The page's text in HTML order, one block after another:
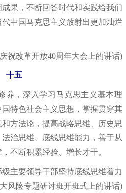
果，不断回答时代和实践给我们
中国马克思主义放射出更加灿烂
改革开放40周年大会上的讲话)
十五
，深入学习马克思主义基本理
特色社会主义思想，掌握贯穿其
方法论，提高战略思维、历史思
治思维、底线思维能力，善于从
不断积累经验、增长才干。
主要领导干部坚持底线思维着力
风险专题研讨班开班式上的讲话)